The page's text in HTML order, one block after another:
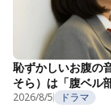
恥ずかしいお腹の
そら）は「腹ベル
2026/8/5 ドラマ